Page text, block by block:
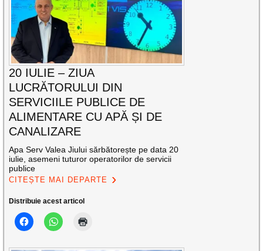
20 IULIE – ZIUA
LUCRĂTORULUI DIN
SERVICIILE PUBLICE DE
ALIMENTARE CU APĂ ȘI DE
CANALIZARE
Apa Serv Valea Jiului sărbătorește pe data 20
iulie, asemeni tuturor operatorilor de servicii
publice
CITEȘTE MAI DEPARTE
Distribuie acest articol